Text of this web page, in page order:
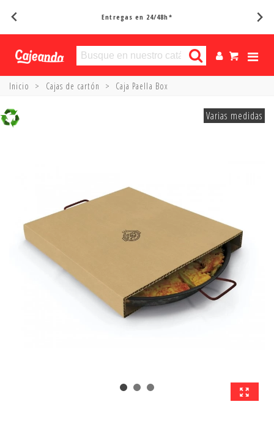
Entregas en 24/48h*
Inicio > Cajas de cartón > Caja Paella Box
Varias medidas